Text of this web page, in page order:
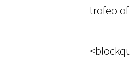
trofeo